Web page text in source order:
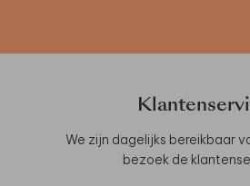
We zijn dagelijks bereikbaar
bezoek de